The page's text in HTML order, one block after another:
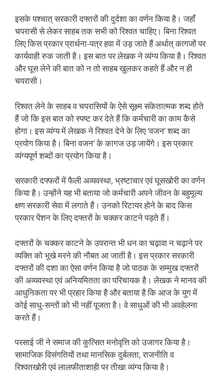
इसके पश्चात् सरकारी दफ्तरों की दुर्दशा का वर्णन किया है। जहाँ
चपरासी से लेकर साहब तक सभी को रिश्वत चाहिए। बिना रिश्वत
लिए किस प्रकार प्रार्थना-पत्र हवा में उड़ जाते हैं अर्थात् कागजों पर
कार्यवाही रुक जाती है। इस बात पर लेखक ने व्यंग्य किया है। रिश्वत
और घूस लेने की बात को न तो साहब खुलकर कहते हैं और न ही
चपरासी।
रिश्वत लेने के साहब व चपरासियों के ऐसे सूक्ष्म संकेतात्मक शब्द होते
हैं जो कि इस बात को स्पष्ट कर देते हैं कि कर्मचारी का काम कैसे
होगा। इस व्यंग्य में लेखक ने रिश्वत देने के लिए ‘वजन’ शब्द का
प्रयोग किया है। बिना वजन’ के कागज उड़ जायेंगे। इस प्रकार
व्यंग्यपूर्ण शब्दों का प्रयोग किया है।
सरकारी दफ्फरों में फैली अव्यवस्था, भ्रष्टाचार एवं घूसखोरी का वर्णन
किया है। उन्होंने यह भी बताया जो कर्मचारी अपने जीवन के बहुमूल्य
क्षण सरकारी सेवा में लगाते हैं। उनको रिटायर होने के बाद किस
प्रकार पेंशन के लिए दफ्तरों के चक्कर काटने पड़ते हैं।
दफ्तरों के चक्कर काटने के उपरान्त भी धन का चढ़ावा न चढ़ाने पर
व्यक्ति को भूखे मरने की नौबत आ जाती है। इस प्रकार सरकारी
दफ्तरों की दशा का ऐसा वर्णन किया है जो पाठक के सम्मुख दफ्तरों
की अव्यवस्था एवं अनियमितता का परिचायक है। लेखक ने मानव की
आधुनिकता पर भी प्रहार किया है और बताया है कि आज के युग में
कोई साधु-सन्तों को भी नहीं पूजता है। वे साधुओं की भी अवहेलना
करते हैं।
परसाई जी ने समाज की कुत्सित मनोवृत्ति को उजागर किया है।
सामाजिक विसंगतियों तथा मानसिक दुर्बलता, राजनीति व
रिश्वतखोरी एवं लालफीताशाही पर तीखा व्यंग्य किया है।